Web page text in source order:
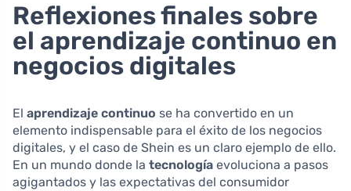
Reflexiones finales sobre
el aprendizaje continuo en
negocios digitales
El aprendizaje continuo se ha convertido en un
elemento indispensable para el éxito de los negocios
digitales, y el caso de Shein es un claro ejemplo de ello.
En un mundo donde la tecnología evoluciona a pasos
agigantados y las expectativas del consumidor